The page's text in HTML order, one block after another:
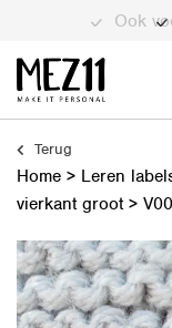
Terug
Home > Leren
vierkant groot>